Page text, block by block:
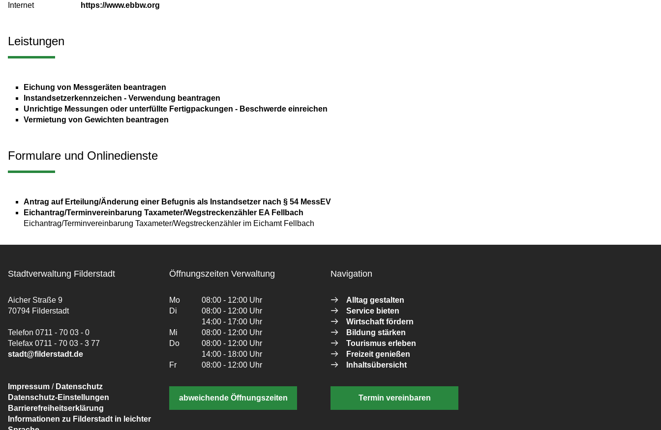
Internet
https://www.ebbw.org
Leistungen
Eichung von Messgeräten beantragen
Instandsetzerkennzeichen - Verwendung beantragen
Unrichtige Messungen oder unterfüllte Fertigpackungen - Beschwerde einreichen
Vermietung von Gewichten beantragen
Formulare und Onlinedienste
Antrag auf Erteilung/Änderung einer Befugnis als Instandsetzer nach § 54 MessEV
Eichantrag/Terminvereinbarung Taxameter/Wegstreckenzähler EA Fellbach
Eichantrag/Terminvereinbarung Taxameter/Wegstreckenzähler im Eichamt Fellbach
Stadtverwaltung Filderstadt
Aicher Straße 9
70794 Filderstadt
Telefon 0711 - 70 03 - 0
Telefax 0711 - 70 03 - 3 77
stadt@filderstadt.de
Impressum / Datenschutz
Datenschutz-Einstellungen
Barrierefreiheitserklärung
Informationen zu Filderstadt in leichter
Öffnungszeiten Verwaltung
Mo
08:00 - 12:00 Uhr
Di
08:00 - 12:00 Uhr
14:00 - 17:00 Uhr
Mi
08:00 - 12:00 Uhr
Do
08:00 - 12:00 Uhr
14:00 - 18:00 Uhr
Fr
08:00 - 12:00 Uhr
abweichende Öffnungszeiten
Navigation
Alltag gestalten
Service bieten
Wirtschaft fördern
Bildung stärken
Tourismus erleben
Freizeit genießen
Inhaltsübersicht
Termin vereinbaren